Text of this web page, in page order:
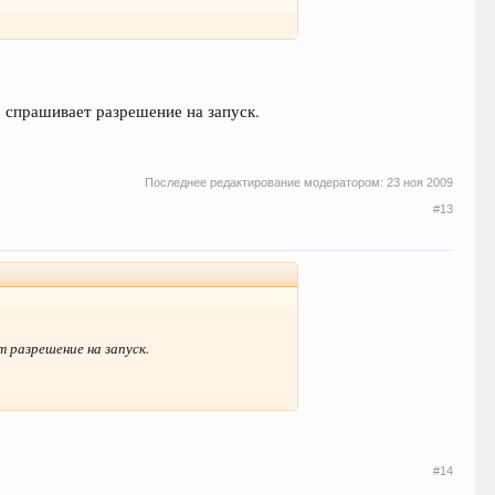
разрешение на запуск.
Последнее редактирование модератором: 23 ноя 2009
#13
на запуск.
#14